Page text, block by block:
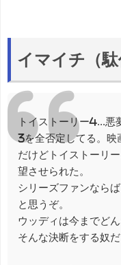
イマイチ（
トイストーリー4...悪
3を全否定してる。映
だけどトイストーリ
望させられた。
シリーズファンなら
と思うぞ。
ウッディは今までど
そんな決断をする奴だ